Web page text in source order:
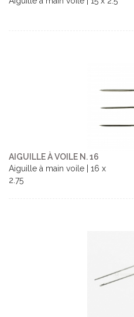
AIGUILLE À VOILE N. 16
Aiguille à main voile | 16 x
2.75